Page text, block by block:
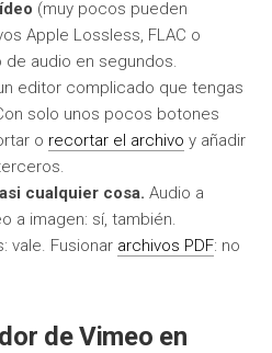
(muy pocos pueden
Apple Lossless, FLAC o
audio en segundos.
editor complicado que tengas
solo unos pocos botones
o recortar el archivo y añadir
cualquier cosa. Audio a
a imagen: sí, también.
vale. Fusionar archivos PDF: no
de Vimeo en